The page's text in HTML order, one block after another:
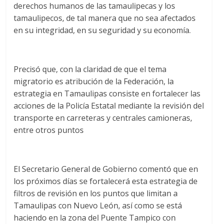
derechos humanos de las tamaulipecas y los
tamaulipecos, de tal manera que no sea afectados
en su integridad, en su seguridad y su economía.
Precisó que, con la claridad de que el tema
migratorio es atribución de la Federación, la
estrategia en Tamaulipas consiste en fortalecer las
acciones de la Policía Estatal mediante la revisión del
transporte en carreteras y centrales camioneras,
entre otros puntos
El Secretario General de Gobierno comentó que en
los próximos días se fortalecerá esta estrategia de
filtros de revisión en los puntos que limitan a
Tamaulipas con Nuevo León, así como se está
haciendo en la zona del Puente Tampico con